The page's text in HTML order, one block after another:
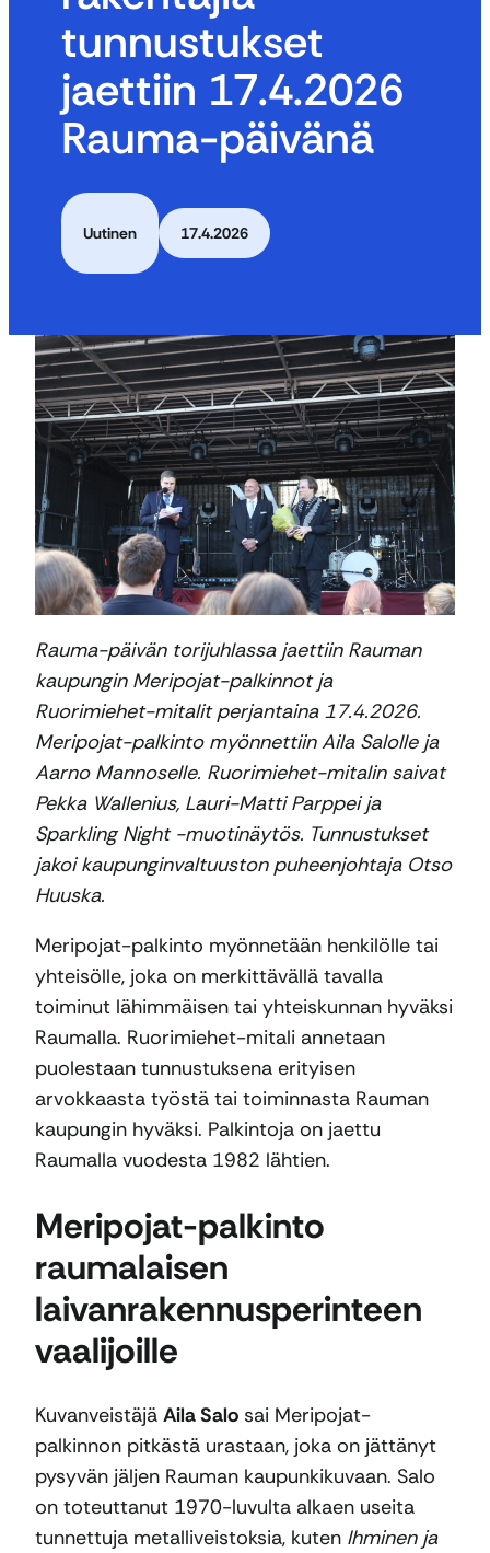
tunnustukset
jaettiin 17.4.2026
Rauma-päivänä
Uutinen 17.4.2026
Rauma-päivän torijuhlassa jaettiin Rauman
kaupungin Meripojat-palkinnot ja
Ruorimiehet-mitalit perjantaina 17.4.2026.
Meripojat-palkinto myönnettiin Aila Salolle ja
Aarno Mannoselle. Ruorimiehet-mitalin saivat
Pekka Wallenius, Lauri-Matti Parppei ja
Sparkling Night -muotinäytös. Tunnustukset
jakoi kaupunginvaltuuston puheenjohtaja Otso
Huuska.
Meripojat-palkinto myönnetään henkilölle tai
yhteisölle, joka on merkittävällä tavalla
toiminut lähimmäisen tai yhteiskunnan hyväksi
Raumalla. Ruorimiehet-mitali annetaan
puolestaan tunnustuksena erityisen
arvokkaasta työstä tai toiminnasta Rauman
kaupungin hyväksi. Palkintoja on jaettu
Raumalla vuodesta 1982 lähtien.
Meripojat-palkinto
raumalaisen
laivanrakennusperinteen
vaalijoille
Kuvanveistäjä Aila Salo sai Meripojat-
palkinnon pitkästä urastaan, joka on jättänyt
pysyvän jäljen Rauman kaupunkikuvaan. Salo
on toteuttanut 1970-luvulta alkaen useita
tunnettuja metalliveistoksia, kuten Ihminen ja